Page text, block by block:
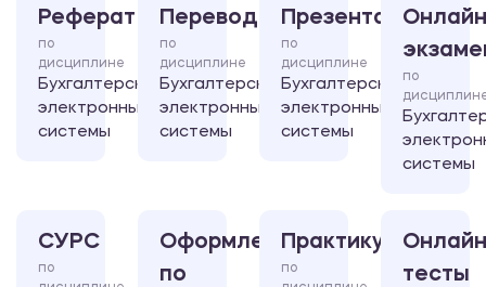
Реферат
по
дисциплине
Бухгалтерские
электронные
системы
Перевод
по
дисциплине
Бухгалтерские
электронные
системы
Презентация
по
дисциплине
Бухгалтерские
электронные
системы
по
системы
СУРС
по
Оформление
по
Практикум
по
тесты